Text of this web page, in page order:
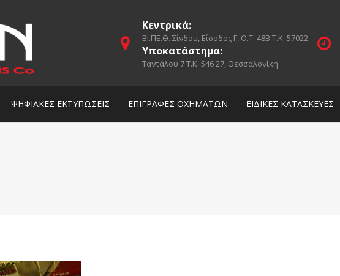
Κεντρικά:
ΒΙ.ΠΕ.Θ. Σίνδου, Είσοδος Γ, Ο.Τ. 48Β Τ.Κ. 57022
Υποκατάστημα:
Ταντάλου 7 Τ.Κ. 546 27, Θεσσαλονίκη
ΨΗΦΙΑΚΕΣ ΕΚΤΥΠΩΣΕΙΣ ΕΠΙΓΡΑΦΕΣ ΟΧΗΜΑΤΩΝ ΕΙΔΙΚΕΣ ΚΑΤΑΣΚΕΥΕΣ